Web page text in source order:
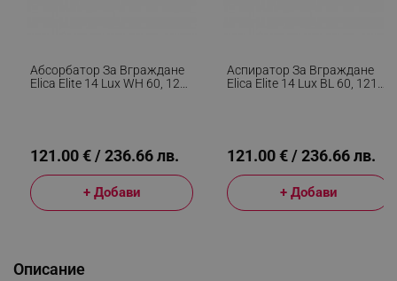
Абсорбатор За Вграждане
Elica Elite 14 Lux WH 60, 121
121.00 € / 236.66 лв.
+ Добави
Аспиратор За Вграждане
Elica Elite 14 Lux BL 60, 121
121.00 € / 236.66 лв.
+ Добави
Описание